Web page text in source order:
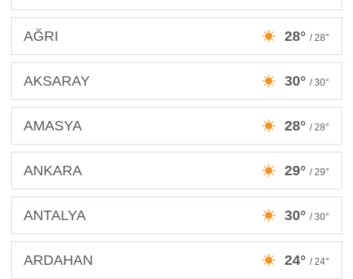
AĞRI 28° / 28°
AKSARAY 30° / 30°
AMASYA 28° / 28°
ANKARA 29° / 29°
ANTALYA 30° / 30°
ARDAHAN 24° / 24°